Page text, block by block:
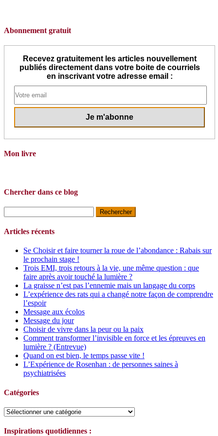
Abonnement gratuit
Recevez gratuitement les articles nouvellement
publiés directement dans votre boite de courriels
en inscrivant votre adresse email :
Mon livre
Chercher dans ce blog
Articles récents
Se Choisir et faire tourner la roue de l’abondance : Rabais sur
le prochain stage !
Trois EMI, trois retours à la vie, une même question : que
faire après avoir touché la lumière ?
La graisse n’est pas l’ennemie mais un langage du corps
L’expérience des rats qui a changé notre façon de comprendre
l’espoir
Message aux écolos
Message du jour
Choisir de vivre dans la peur ou la paix
Comment transformer l’invisible en force et les épreuves en
lumière ? (Entrevue)
Quand on est bien, le temps passe vite !
L’Expérience de Rosenhan : de personnes saines à
psychiatrisées
Catégories
Catégories
Inspirations quotidiennes :